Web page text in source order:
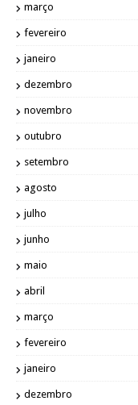
março
fevereiro
janeiro
dezembro
novembro
outubro
setembro
agosto
julho
junho
maio
abril
março
fevereiro
janeiro
dezembro